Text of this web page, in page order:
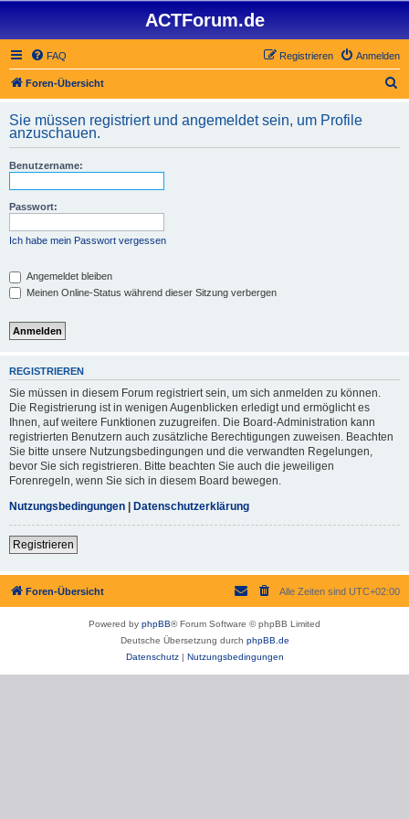
ACTForum.de
FAQ Anmelden
Registrieren
Foren-Übersicht
h
Sie müssen registriert und angemeldet sein, um Profile
anzuschauen.
Benutzername:
Passwort:
Ich habe mein Passwort vergessen
Angemeldet bleiben
Meinen Online-Status während dieser Sitzung verbergen
REGISTRIEREN
Sie müssen in diesem Forum registriert sein, um sich anmelden zu können.
Die Registrierung ist in wenigen Augenblicken erledigt und ermöglicht es
Ihnen, auf weitere Funktionen zuzugreifen. Die Board-Administration kann
registrierten Benutzern auch zusätzliche Berechtigungen zuweisen. Beachten
Sie bitte unsere Nutzungsbedingungen und die verwandten Regelungen,
bevor Sie sich registrieren. Bitte beachten Sie auch die jeweiligen
Forenregeln, wenn Sie sich in diesem Board bewegen.
Nutzungsbedingungen | Datenschutzerklärung
Registrieren
Foren-Übersicht Alle Zeiten sind UTC+02:00
Powered by phpBB® Forum Software © phpBB Limited
Deutsche Übersetzung durch phpBB.de
Datenschutz| Nutzungsbedingungen